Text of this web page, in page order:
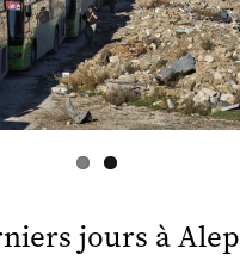
jours à Alep